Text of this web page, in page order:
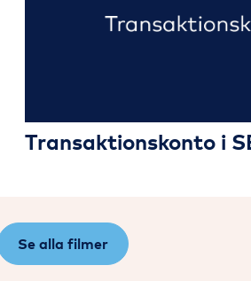
Transaktionskonto i
Se alla filmer